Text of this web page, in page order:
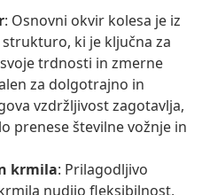
: Osnovni okvir kolesa je iz
ki je ključna za
trdnosti in zmerne
za dolgotrajno in
vzdržljivost zagotavlja,
prenese številne vožnje in
krmila: Prilagodljivo
nudijo fleksibilnost,